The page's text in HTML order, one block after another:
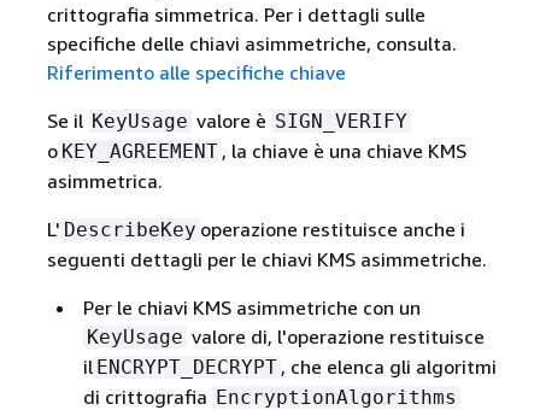
crittografia simmetrica. Per i dettagli sulle
specifiche delle chiavi asimmetriche, consulta.
Riferimento alle specifiche chiave
Se il KeyUsage valore è SIGN_VERIFY
o KEY_AGREEMENT , la chiave è una chiave KMS
asimmetrica.
L' DescribeKey operazione restituisce anche i
seguenti dettagli per le chiavi KMS asimmetriche.
Per le chiavi KMS asimmetriche con un
KeyUsage valore di, l'operazione restituisce
il ENCRYPT_DECRYPT , che elenca gli algoritmi
di crittografia EncryptionAlgorithms